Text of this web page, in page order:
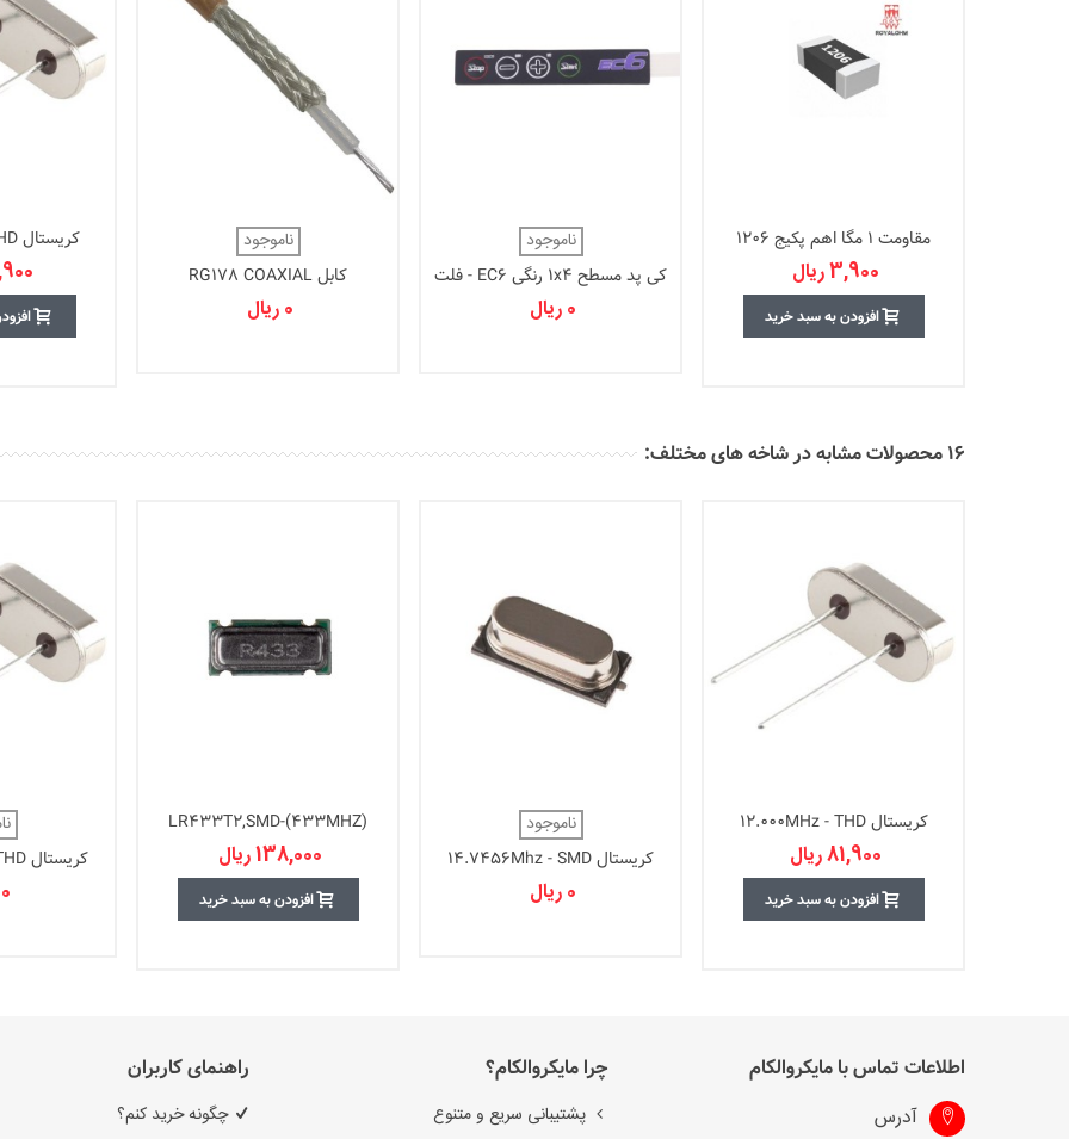
مقاومت 1 مگا اهم پکیج 1206
3,900 ریال
افزودن به سبد خرید
ناموجود
کی پد مسطح 1x4 رنگی EC6 - فلت
0 ریال
ناموجود
كابل RG178 COAXIAL
0 ریال
کریستال 12.000MHz - THD
16 محصولات مشابه در شاخه های مختلف:
کریستال 12.000MHz - THD
81,900 ریال
افزودن به سبد خرید
ناموجود
کریستال 14.7456Mhz - SMD
0 ریال
(LR433T2,SMD-(433MHZ
138,000 ریال
افزودن به سبد خرید
کریستال 14.7456MHz - THD
0 ریال
اطلاعات تماس با مایکروالکام
آدرس
چرا مایکروالکام؟
پشتیبانی سریع و متنوع
راهنمای کاربران
چگونه خرید کنم؟